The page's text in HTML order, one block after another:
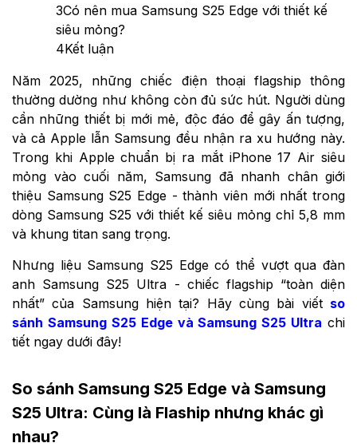
3Có nên mua Samsung S25 Edge với thiết kế
siêu mỏng?
4Kết luận
Năm 2025, những chiếc điện thoại flagship thông
thường dường như không còn đủ sức hút. Người dùng
cần những thiết bị mới mẻ, độc đáo để gây ấn tượng,
và cả Apple lẫn Samsung đều nhận ra xu hướng này.
Trong khi Apple chuẩn bị ra mắt iPhone 17 Air siêu
mỏng vào cuối năm, Samsung đã nhanh chân giới
thiệu Samsung S25 Edge - thành viên mới nhất trong
dòng Samsung S25 với thiết kế siêu mỏng chỉ 5,8 mm
và khung titan sang trọng.
Nhưng liệu Samsung S25 Edge có thể vượt qua đàn
anh Samsung S25 Ultra - chiếc flagship “toàn diện
nhất” của Samsung hiện tại? Hãy cùng bài viết so
sánh Samsung S25 Edge và Samsung S25 Ultra chi
tiết ngay dưới đây!
So sánh Samsung S25 Edge và Samsung
S25 Ultra: Cùng là Flaship nhưng khác gì
nhau?